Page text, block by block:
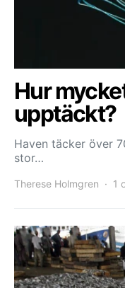
Hur
upptäckt?
Haven täcker över
stor…
Therese Holmgren 1